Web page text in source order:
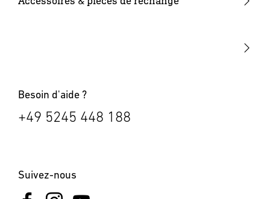
Besoin d'aide ?
+49 5245 448 188
Suivez-nous